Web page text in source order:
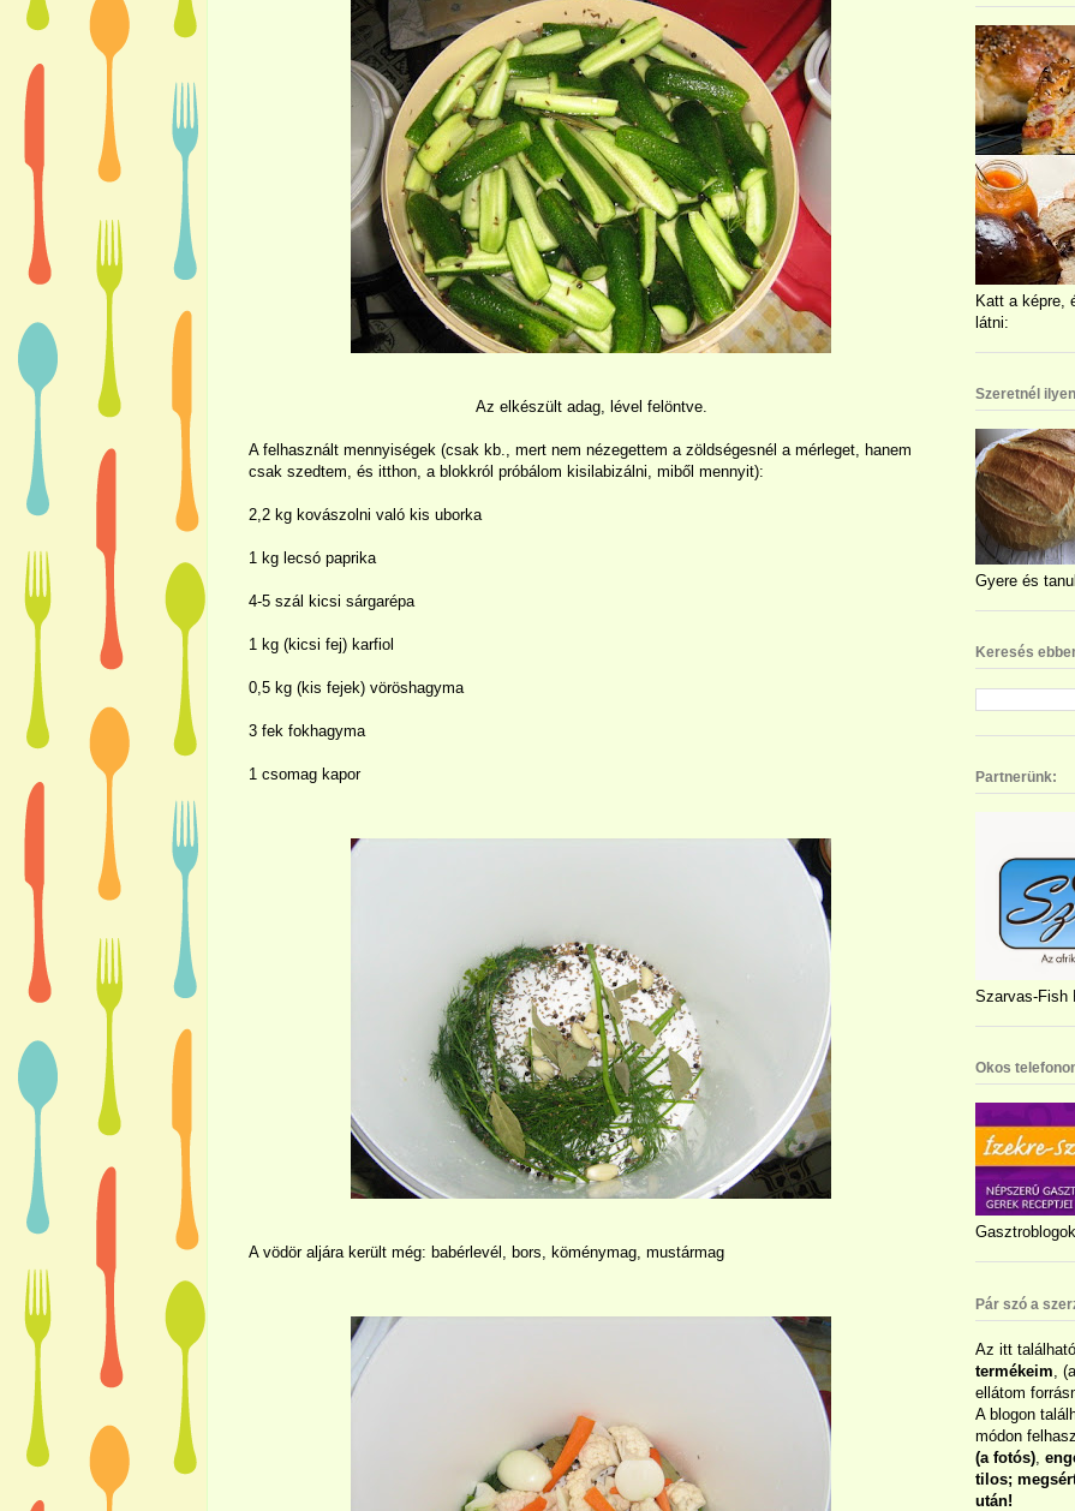
Az elkészült adag, lével felöntve.
A felhasznált mennyiségek (csak kb., mert nem nézegettem a zöldségesnél a mérleget, hanem
csak szedtem, és itthon, a blokkról próbálom kisilabizálni, miből mennyit):
2,2 kg kovászolni való kis uborka
1 kg lecsó paprika
4-5 szál kicsi sárgarépa
1 kg (kicsi fej) karfiol
0,5 kg (kis fejek) vöröshagyma
3 fek fokhagyma
1 csomag kapor
A vödör aljára került még: babérlevél, bors, köménymag, mustármag
Katt a képre,
látni:
Szeretnél
Gyere és
Keresés
Partnerünk:
Szarvas-Fish
Okos
Pár szó a
Az itt
termékeim ,
ellátom
A blogon
módon
(a fotós)
tilos;
után!